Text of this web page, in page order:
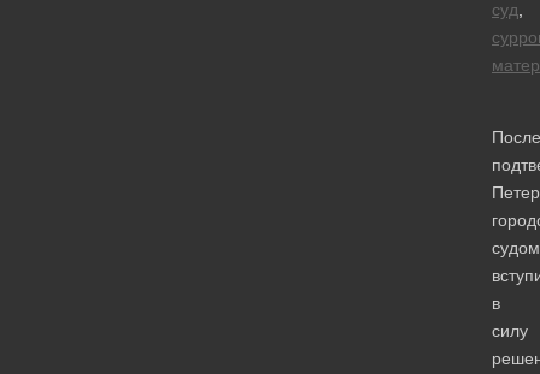
суд
После
судом
в
силу